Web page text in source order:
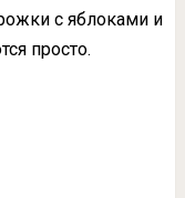
с яблоками и
просто.